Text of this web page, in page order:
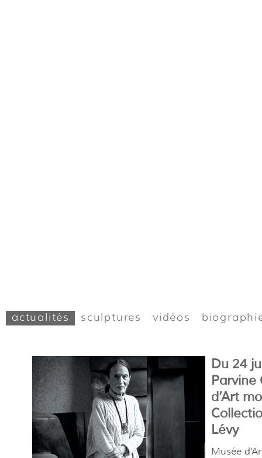
actualités sculptures vidéos
Du 24
d’Art
Lévy
Musée